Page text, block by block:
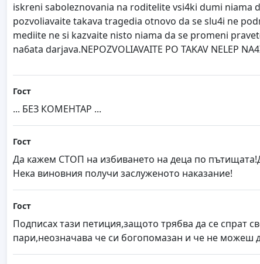
iskreni saboleznovania na roditelite vsi4ki dumi niama
pozvoliavaite takava tragedia otnovo da se slu4i ne
mediite ne si kazvaite nisto niama da se promeni
na6ata darjava.NEPOZVOLIAVAITE PO TAKAV NELEP
Гост
... БЕЗ КОМЕНТАР ...
Гост
Да кажем СТОП на избиването на деца по
Нека виновния получи заслуженото наказание!
Гост
Подписах тази петиция,защото трябва да се спрат
пари,неозначава че си богопомазан и че не